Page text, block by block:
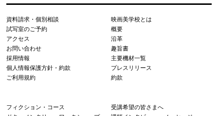
資料請求・個別相談
試写室のご予約
アクセス
お問い合わせ
採用情報
個人情報保護方針・約款
ご利用規約
映画美学校とは
概要
沿革
趣旨書
主要機材一覧
プレスリリース
約款
フィクション・コース
受講希望の皆さまへ